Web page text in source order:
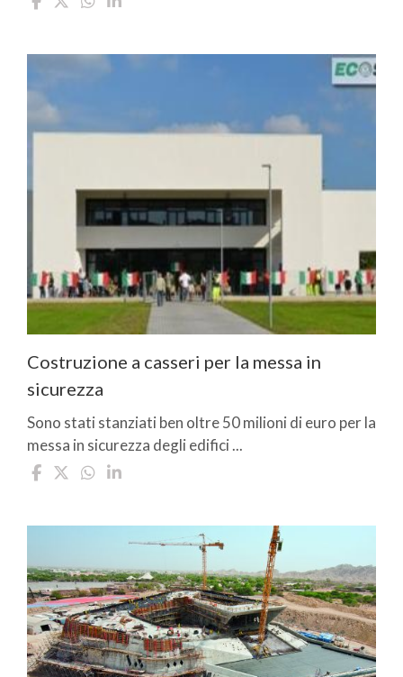
Costruzione a casseri per la messa in
sicurezza
Sono stati stanziati ben oltre 50 milioni di euro per la
messa in sicurezza degli edifici ...